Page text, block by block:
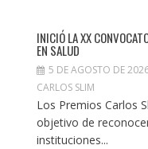
INICIÓ LA XX
EN SALUD
5 DE AGOSTO DE
CARLOS SLIM
Los Premios Carlos
objetivo de
instituciones...